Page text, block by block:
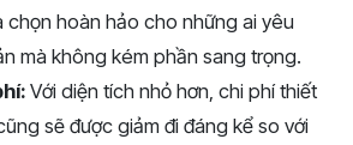
chọn hoàn hảo cho những ai yêu
mà không kém phần sang trọng.
Với diện tích nhỏ hơn, chi phí thiết
sẽ được giảm đi đáng kể so với